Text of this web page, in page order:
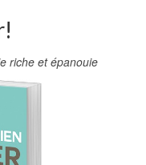
riche et épanouie